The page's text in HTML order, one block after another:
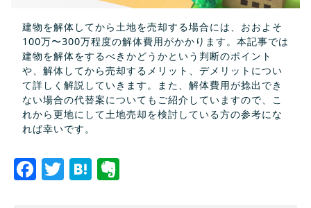
建物を解体してから土地を売却する場合には、おおよそ
100万〜300万程度の解体費用がかかります。本記事では
建物を解体をするべきかどうかという判断のポイント
や、解体してから売却するメリット、デメリットについ
て詳しく解説していきます。また、解体費用が捻出でき
ない場合の代替案についてもご紹介していますので、こ
れから更地にして土地売却を検討している方の参考にな
れば幸いです。
Facebook
TwitterHatena